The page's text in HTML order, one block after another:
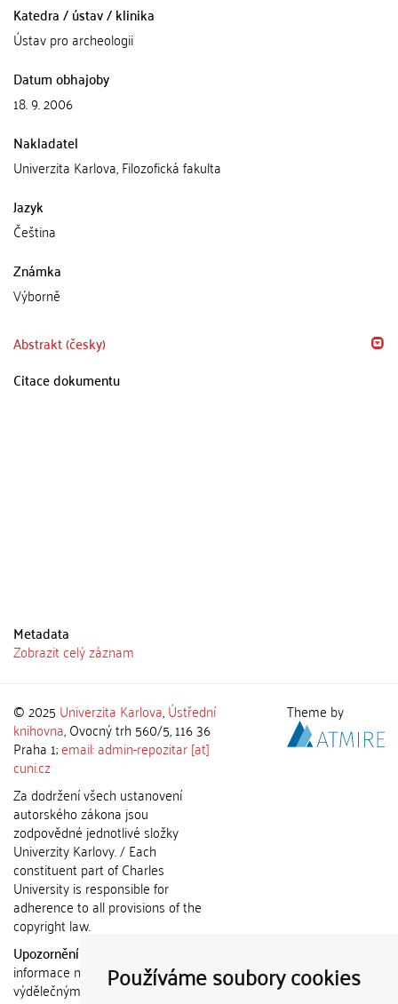
Používáme soubory cookies
Katedra / ústav / klinika
Ústav pro archeologii
Datum obhajoby
18. 9. 2006
Nakladatel
Univerzita Karlova, Filozofická fakulta
Jazyk
Čeština
Známka
Výborně
Abstrakt (česky)
Citace dokumentu
Metadata
Zobrazit celý záznam
© 2025 Univerzita Karlova,Ústřední
knihovna, Ovocný trh 560/5, 116 36
Praha 1;email: admin-repozitar [at]
cuni.cz
Za dodržení všech ustanovení
autorského zákona jsou
zodpovědné jednotlivé složky
Univerzity Karlovy. / Each
constituent part of Charles
University is responsible for
adherence to all provisions of the
copyright law.
Upozornění / Notice:
informace nemohou být použity k
výdělečným účelům nebo vydávány
Theme by